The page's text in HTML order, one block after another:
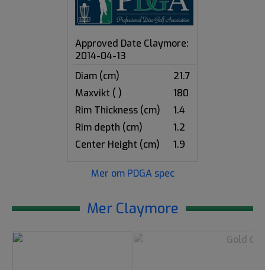
Approved Date Claymore:
2014-04-13
Diam (cm)
21.7
Maxvikt ( )
180
Rim Thickness (cm)
1.4
Rim depth (cm)
1.2
Center Height (cm)
1.9
Mer om PDGA spec
Mer Claymore